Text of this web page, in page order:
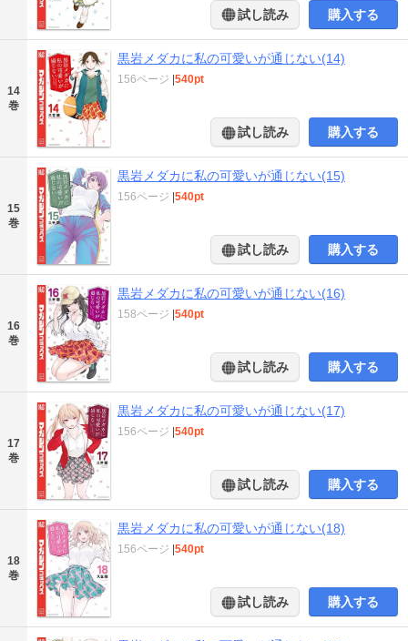
試し読み 購入する
14
巻
黒岩メダカに私の可愛いが通じない(14)
156ページ 540pt
試し読み 購入する
15
巻
黒岩メダカに私の可愛いが通じない(15)
156ページ 540pt
試し読み 購入する
16
巻
黒岩メダカに私の可愛いが通じない(16)
158ページ 540pt
試し読み 購入する
17
巻
黒岩メダカに私の可愛いが通じない(17)
156ページ 540pt
試し読み 購入する
18
巻
黒岩メダカに私の可愛いが通じない(18)
156ページ 540pt
試し読み 購入する